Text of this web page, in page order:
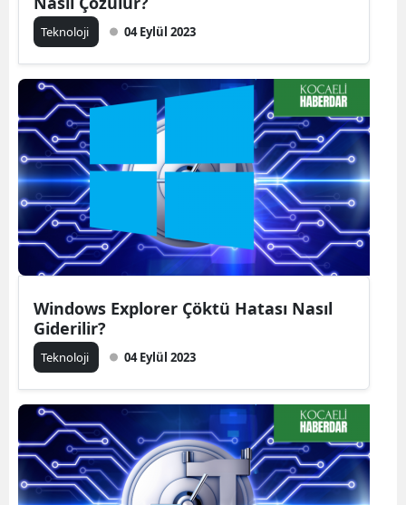
Teknoloji 04 Eylül 2023
Windows Explorer Çöktü Hatası Nasıl
Giderilir?
Teknoloji 04 Eylül 2023